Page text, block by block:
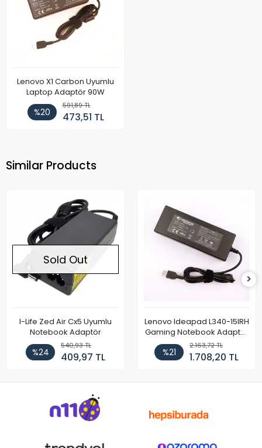
Lenovo X1 Carbon Uyumlu
Laptop Adaptör 90W
%20
591,89 TL
473,51 TL
Similar Products
Sold Out
I-Life Zed Air Cx5 Uyumlu
Notebook Adaptör
%24
540,93 TL
409,97 TL
Lenovo Ideapad L340-15IRH
Gaming Notebook Adaptör
Cihazı Şarj Aleti (150W)
%21
2.163,72 TL
1.708,20 TL